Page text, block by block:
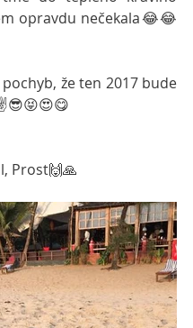
opravdu nečekala😂😂
že ten 2017 bude
Prost🙌🙏